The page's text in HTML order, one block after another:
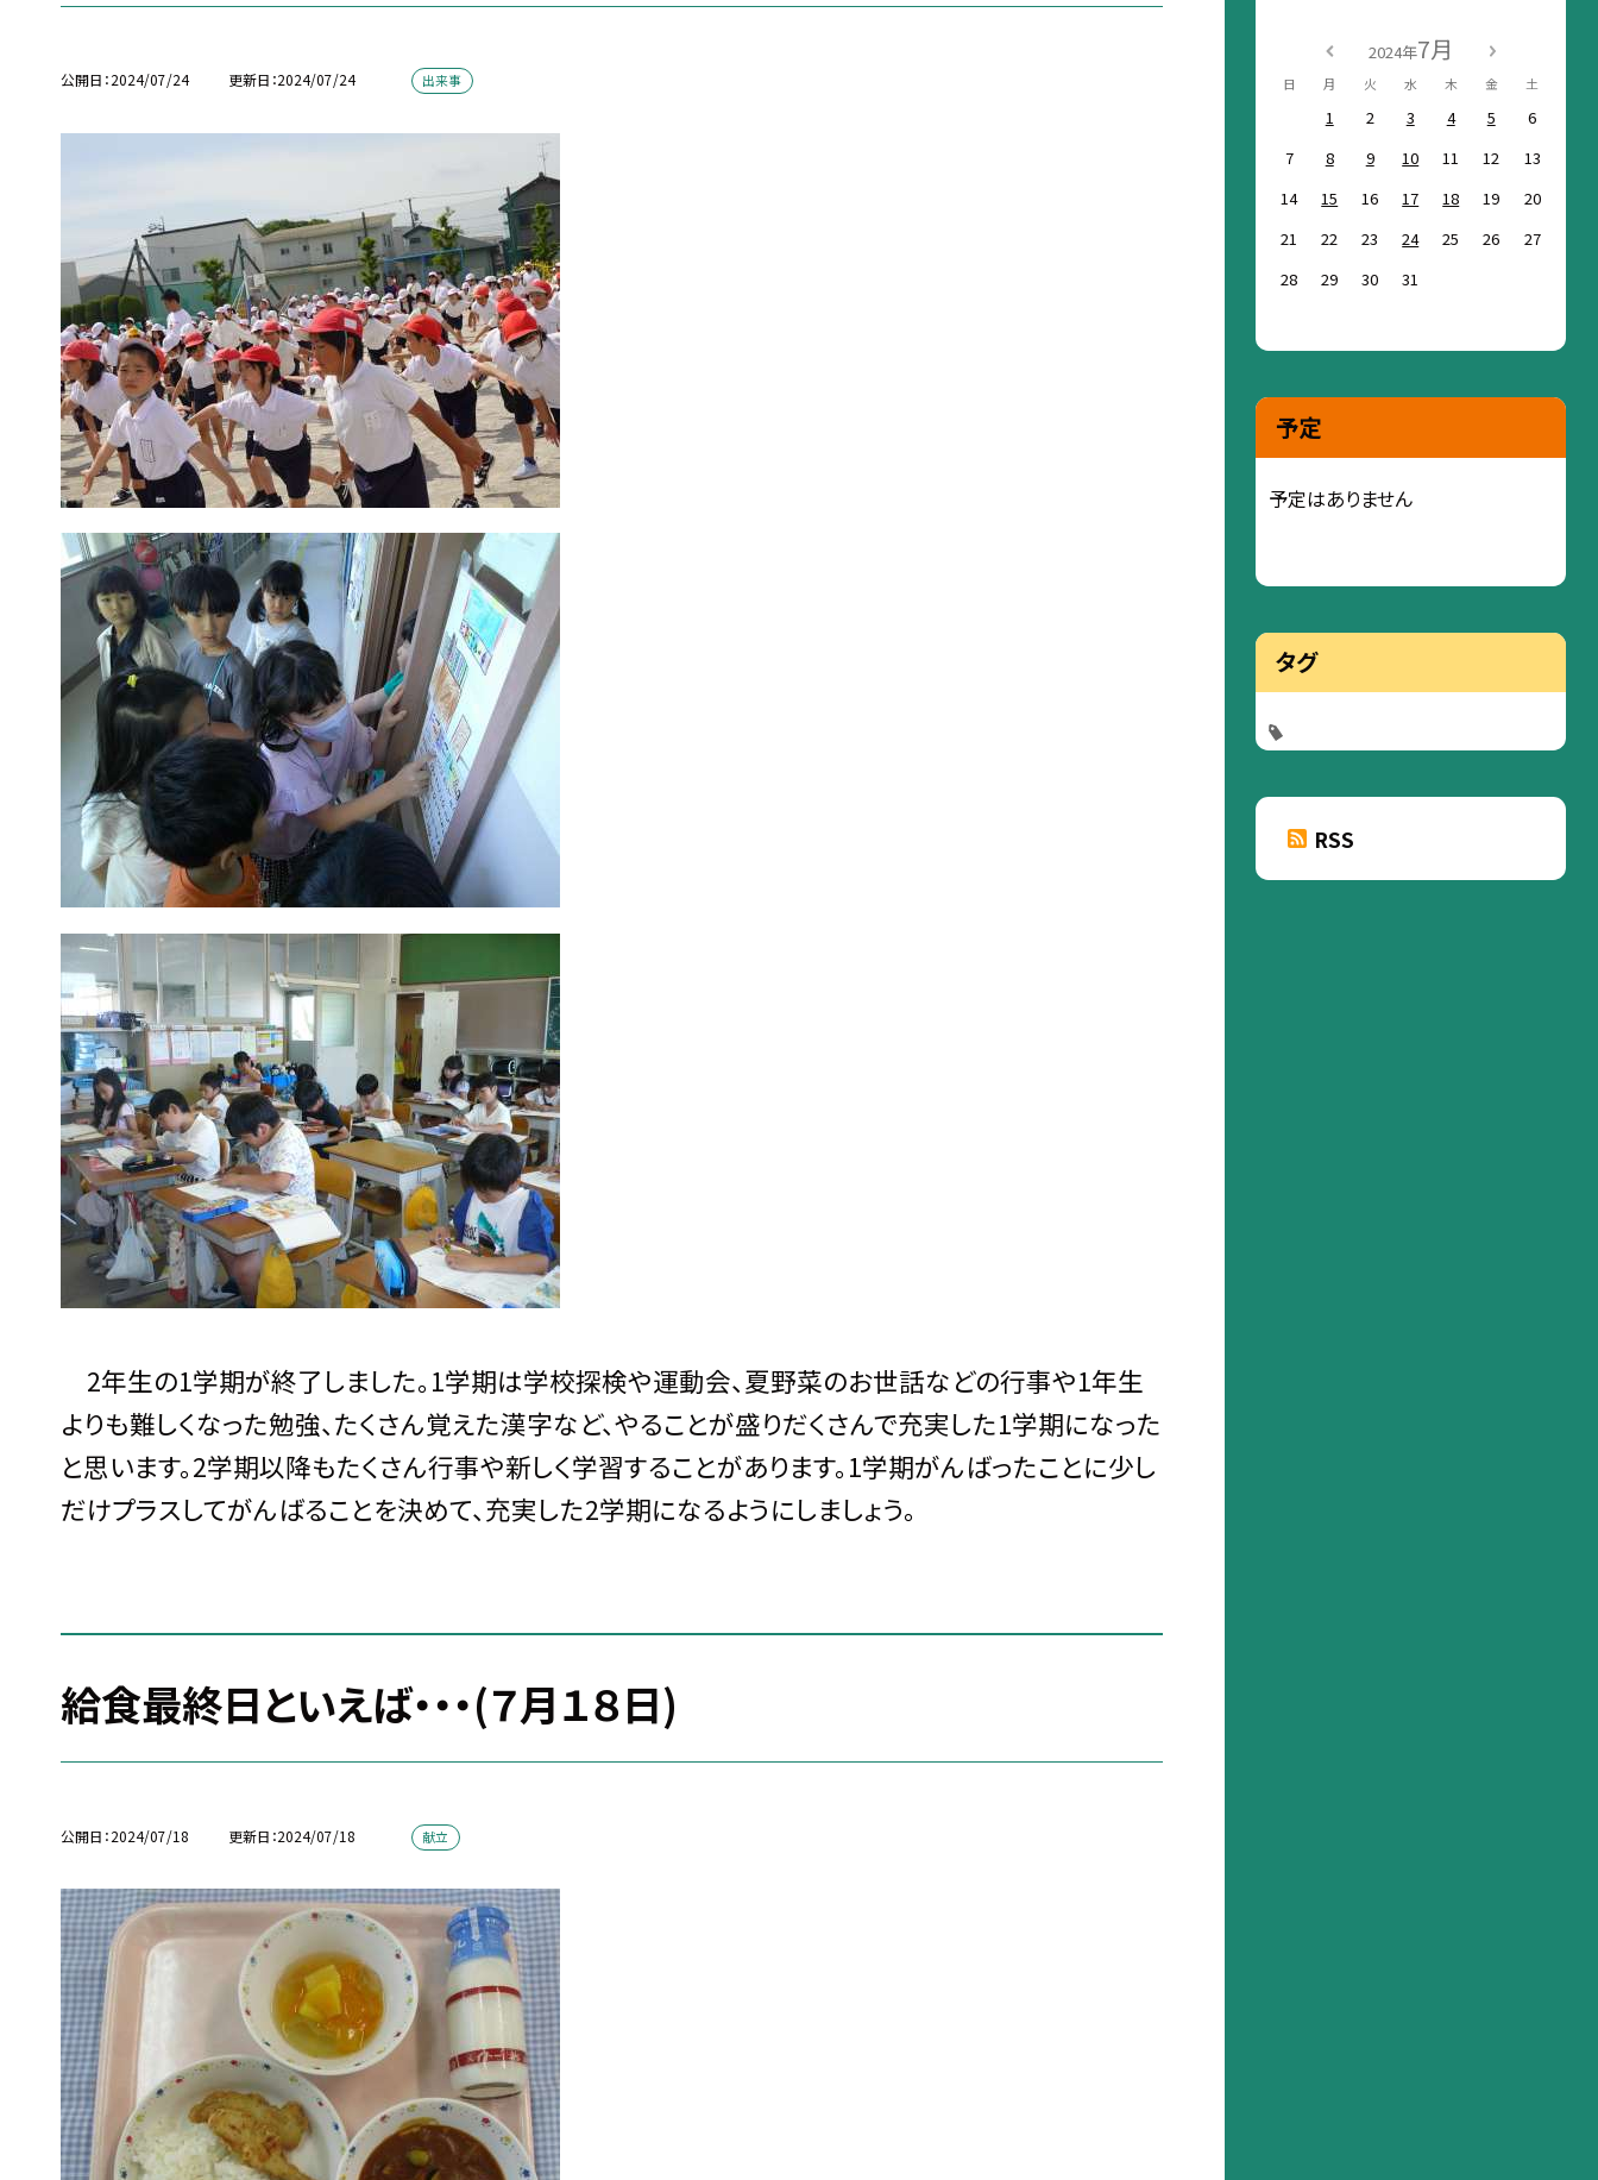
公開日 2024/07/24 更新日 2024/07/24 出来事
2年生の1学期が終了しました。1学期は学校探検や運動会、夏野菜のお世話などの行事や1年生
よりも難しくなった勉強、たくさん覚えた漢字など、やることが盛りだくさんで充実した1学期になった
と思います。2学期以降もたくさん行事や新しく学習することがあります。1学期がんばったことに少し
だけプラスしてがんばることを決めて、充実した2学期になるようにしましょう。
給食最終日といえば・・・(７月１８日)
公開日 2024/07/18 更新日 2024/07/18 献立
2024年7月
日 月 火 水 木 金 土
1 2 3 4 5
6
7
8 9 10 11 12
13
14
15 16 17 18 19
20
21
22 23 24 25 26
27
28
29 30 31
予定
予定はありません
タグ
RSS